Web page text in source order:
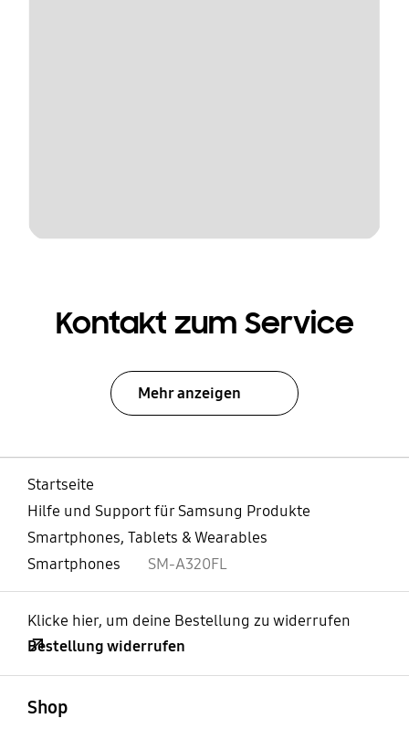
Kontakt zum Service
Mehr anzeigen
Startseite
Hilfe und Support für Samsung Produkte
Smartphones, Tablets & Wearables
Smartphones
SM-A320FL
Klicke hier, um deine Bestellung zu widerrufen
Bestellung widerrufen
Shop